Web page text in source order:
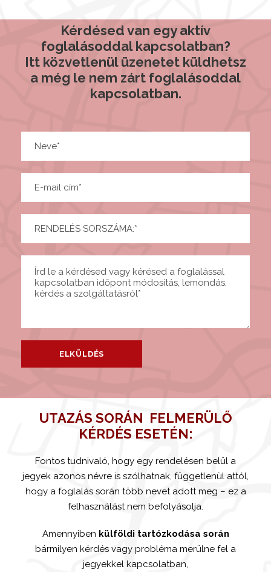
Kérdésed van egy aktív
foglalásoddal kapcsolatban?
Itt közvetlenül üzenetet küldhetsz
a még le nem zárt foglalásoddal
kapcsolatban.
UTAZÁS SORÁN FELMERÜLŐ
KÉRDÉS ESETÉN:
Fontos tudnivaló, hogy egy rendelésen belül a
jegyek azonos névre is szólhatnak, függetlenül attól,
hogy a foglalás során több nevet adott meg – ez a
felhasználást nem befolyásolja.
Amennyiben külföldi tartózkodása során
bármilyen kérdés vagy probléma merülne fel a
jegyekkel kapcsolatban,